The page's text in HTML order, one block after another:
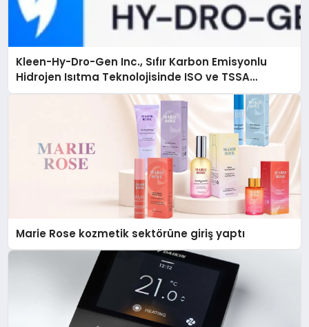
Kleen-Hy-Dro-Gen Inc., Sıfır Karbon Emisyonlu
Hidrojen Isıtma Teknolojisinde ISO ve TSSA
Düzenleyici Onaylarını Aldı
Marie Rose kozmetik sektörüne giriş yaptı